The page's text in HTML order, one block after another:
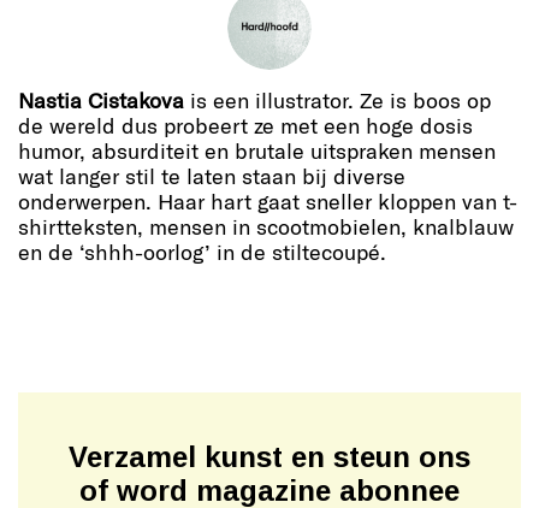
Nastia Cistakova is een illustrator. Ze is boos op
de wereld dus probeert ze met een hoge dosis
humor, absurditeit en brutale uitspraken mensen
wat langer stil te laten staan bij diverse
onderwerpen. Haar hart gaat sneller kloppen van t-
shirtteksten, mensen in scootmobielen, knalblauw
en de ‘shhh-oorlog’ in de stiltecoupé.
Verzamel kunst en steun ons
of word magazine abonnee